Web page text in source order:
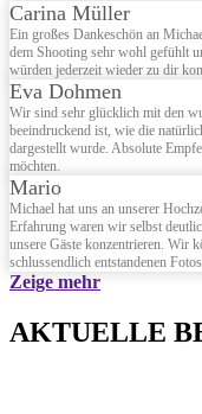
Carina Müller
Ein großes Dankeschön an
dem Shooting sehr wohl gefühlt
würden jederzeit wieder zu dir
Eva Dohmen
Wir sind sehr glücklich mit den
beeindruckend ist, wie die
dargestellt wurde. Absolute
möchten.
Mario
Michael hat uns an unserer
Erfahrung waren wir selbst
unsere Gäste konzentrieren. Wir
schlussendlich entstandenen
Zeige mehr
AKTUELLE